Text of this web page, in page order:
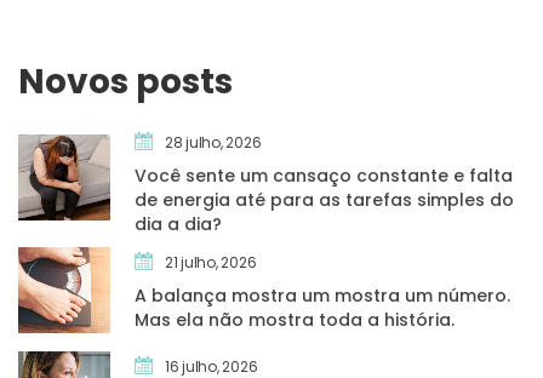
Novos post
28 julho, 2026
Você sente um cansaço constante e falta
de energia até para as tarefas simples do
dia a dia?
21 julho, 2026
A balança mostra um mostra um número.
Mas ela não mostra toda a história.
16 julho, 2026